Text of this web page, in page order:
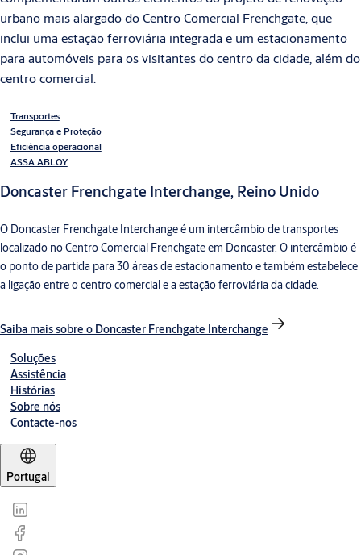
urbano mais alargado do Centro Comercial Frenchgate, que
inclui uma estação ferroviária integrada e um estacionamento
para automóveis para os visitantes do centro da cidade, além do
centro comercial.
Transportes
Segurança e Proteção
Eficiência operacional
ASSA ABLOY
Doncaster Frenchgate Interchange, Reino Unido
O Doncaster Frenchgate Interchange é um intercâmbio de transportes
localizado no Centro Comercial Frenchgate em Doncaster. O intercâmbio é
o ponto de partida para 30 áreas de estacionamento e também estabelece
a ligação entre o centro comercial e a estação ferroviária da cidade.
Saiba mais sobre o Doncaster Frenchgate Interchange
Soluções
Assistência
Histórias
Sobre nós
Contacte-nos
Portugal